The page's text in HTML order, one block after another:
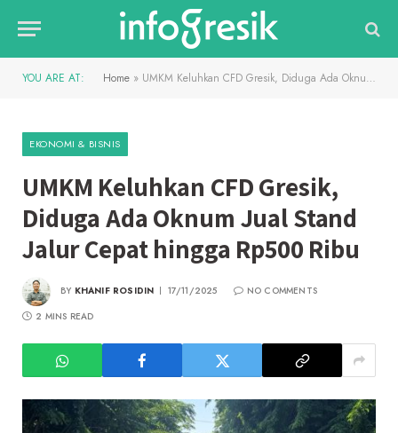
YOU ARE AT: Home » UMKM Keluhkan CFD Gresik, Diduga Ada Oknum Jual Stand Jalur Cepat hingga Rp500 Ribu
EKONOMI & BISNIS
UMKM Keluhkan CFD Gresik,
Diduga Ada Oknum Jual Stand
Jalur Cepat hingga Rp500 Ribu
BY KHANIF ROSIDIN 17/11/2025
NO COMMENTS
2 MINS READ